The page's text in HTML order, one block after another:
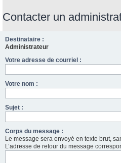
Contacter un
Destinataire :
Administrateur
Votre adresse de courriel :
Votre nom :
Sujet :
Corps du message :
Le message sera envoyé en texte brut,
L’adresse de retour du message